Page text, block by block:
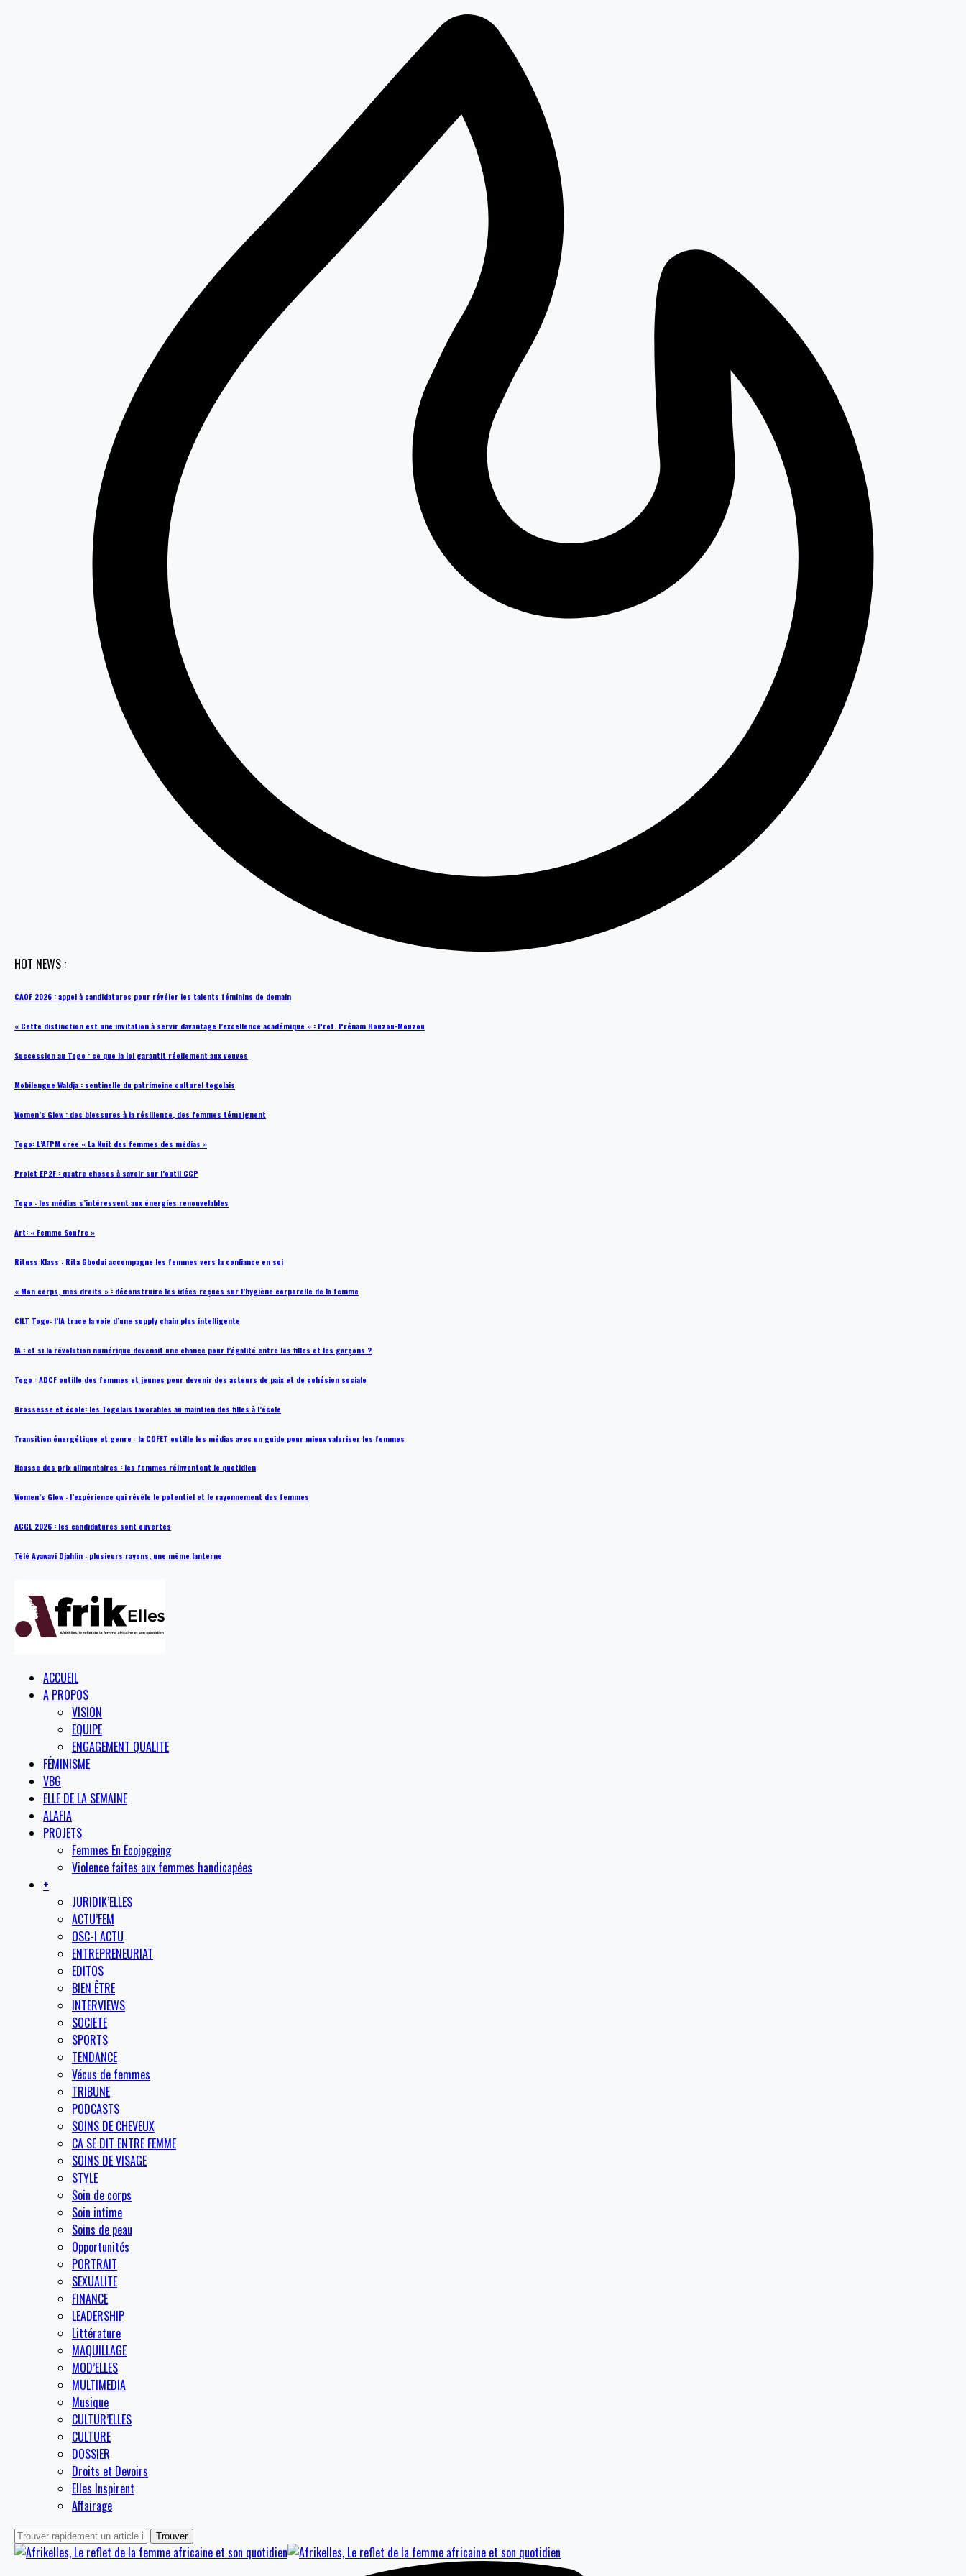
HOT NEWS :
CAOF 2026 : appel à candidatures pour révéler les talents féminins de demain
« Cette distinction est une invitation à servir davantage l’excellence académique » : Prof. Prénam Houzou-Mouzou
Succession au Togo : ce que la loi garantit réellement aux veuves
Mobilengue Waldja : sentinelle du patrimoine culturel togolais
Women’s Glow : des blessures à la résilience, des femmes témoignent
Togo: L’AFPM crée « La Nuit des femmes des médias »
Projet EP2F : quatre choses à savoir sur l’outil CCP
Togo : les médias s’intéressent aux énergies renouvelables
Art: « Femme Soufre »
Rituss Klass : Rita Gbodui accompagne les femmes vers la confiance en soi
« Mon corps, mes droits » : déconstruire les idées reçues sur l’hygiène corporelle de la femme
CILT Togo: l’IA trace la voie d’une supply chain plus intelligente
IA : et si la révolution numérique devenait une chance pour l’égalité entre les filles et les garçons ?
Togo : ADCF outille des femmes et jeunes pour devenir des acteurs de paix et de cohésion sociale
Grossesse et école: les Togolais favorables au maintien des filles à l’école
Transition énergétique et genre : la COFET outille les médias avec un guide pour mieux valoriser les femmes
Hausse des prix alimentaires : les femmes réinventent le quotidien
Women’s Glow : l’expérience qui révèle le potentiel et le rayonnement des femmes
ACGL 2026 : les candidatures sont ouvertes
Tèlé Ayawavi Djahlin : plusieurs rayons, une même lanterne
ACCUEIL
A PROPOS
VISION
EQUIPE
ENGAGEMENT QUALITE
FÉMINISME
VBG
ELLE DE LA SEMAINE
ALAFIA
PROJETS
Femmes En Ecojogging
Violence faites aux femmes handicapées
+
JURIDIK’ELLES
ACTU’FEM
OSC-I ACTU
ENTREPRENEURIAT
EDITOS
BIEN ÊTRE
INTERVIEWS
SOCIETE
SPORTS
TENDANCE
Vécus de femmes
TRIBUNE
PODCASTS
SOINS DE CHEVEUX
CA SE DIT ENTRE FEMME
SOINS DE VISAGE
STYLE
Soin de corps
Soin intime
Soins de peau
Opportunités
PORTRAIT
SEXUALITE
FINANCE
LEADERSHIP
Littérature
MAQUILLAGE
MOD’ELLES
MULTIMEDIA
Musique
CULTUR’ELLES
CULTURE
DOSSIER
Droits et Devoirs
Elles Inspirent
Affairage